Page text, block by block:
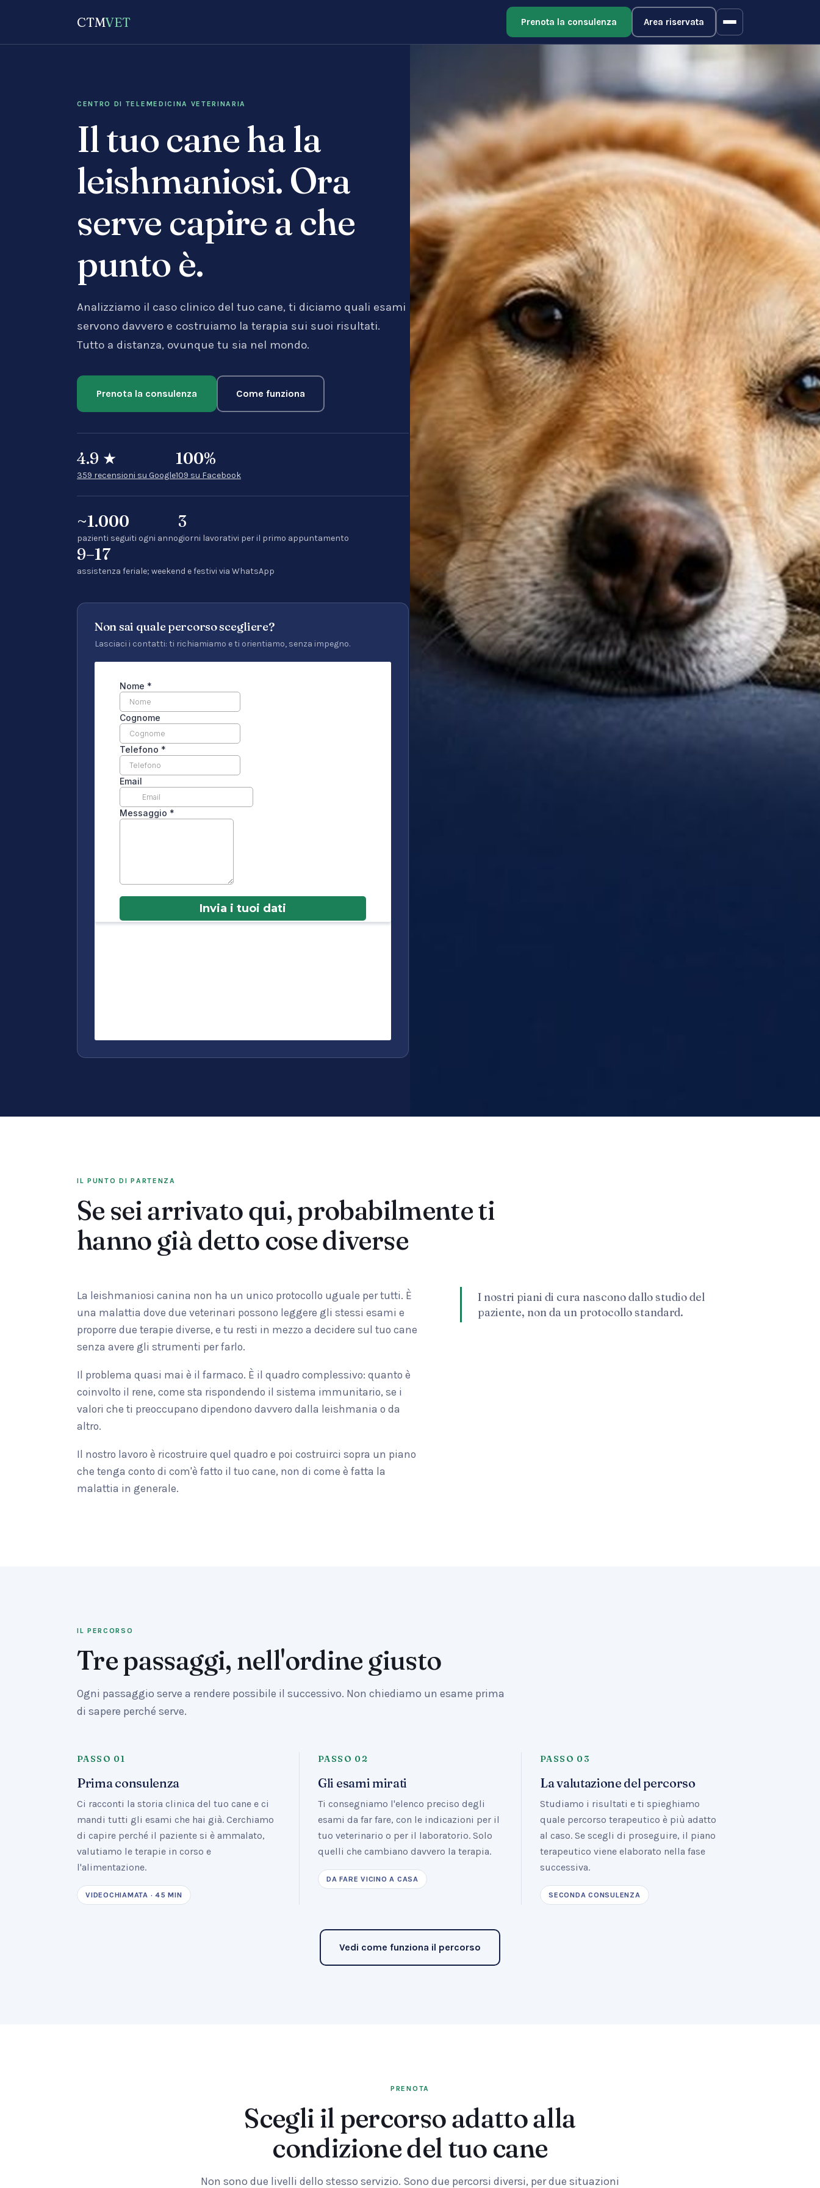
CTMVET Prenota la consulenza Area riservata
CENTRO DI TELEMEDICINA VETERINARIA
Il tuo cane ha la
leishmaniosi. Ora
serve capire a che
punto è.
Analizziamo il caso clinico del tuo cane, ti diciamo quali esami
servono davvero e costruiamo la terapia sui suoi risultati.
Tutto a distanza, ovunque tu sia nel mondo.
Prenota la consulenza Come funziona
4.9 ★
359 recensioni su Google
100%
109 su Facebook
~1.000
pazienti seguiti ogni anno
3
giorni lavorativi per il primo appuntamento
9–17
assistenza feriale; weekend e festivi via WhatsApp
Non sai quale percorso scegliere?
Lasciaci i contatti: ti richiamiamo e ti orientiamo, senza impegno.
IL PUNTO DI PARTENZA
Se sei arrivato qui, probabilmente ti
hanno già detto cose diverse
La leishmaniosi canina non ha un unico protocollo uguale per tutti. È
una malattia dove due veterinari possono leggere gli stessi esami e
proporre due terapie diverse, e tu resti in mezzo a decidere sul tuo cane
senza avere gli strumenti per farlo.
Il problema quasi mai è il farmaco. È il quadro complessivo: quanto è
coinvolto il rene, come sta rispondendo il sistema immunitario, se i
valori che ti preoccupano dipendono davvero dalla leishmania o da
altro.
Il nostro lavoro è ricostruire quel quadro e poi costruirci sopra un piano
che tenga conto di com'è fatto il tuo cane, non di come è fatta la
malattia in generale.
I nostri piani di cura nascono dallo studio del
paziente, non da un protocollo standard.
IL PERCORSO
Tre passaggi, nell'ordine giusto
Ogni passaggio serve a rendere possibile il successivo. Non chiediamo un esame prima
di sapere perché serve.
PASSO 01
Prima consulenza
Ci racconti la storia clinica del tuo cane e ci
mandi tutti gli esami che hai già. Cerchiamo
di capire perché il paziente si è ammalato,
valutiamo le terapie in corso e
l'alimentazione.
VIDEOCHIAMATA · 45 MIN
PASSO 02
Gli esami mirati
Ti consegniamo l'elenco preciso degli
esami da far fare, con le indicazioni per il
tuo veterinario o per il laboratorio. Solo
quelli che cambiano davvero la terapia.
DA FARE VICINO A CASA
PASSO 03
La valutazione del percorso
Studiamo i risultati e ti spieghiamo
quale percorso terapeutico è più adatto
al caso. Se scegli di proseguire, il piano
terapeutico viene elaborato nella fase
successiva.
SECONDA CONSULENZA
Vedi come funziona il percorso
PRENOTA
Scegli il percorso adatto alla
condizione del tuo cane
Non sono due livelli dello stesso servizio. Sono due percorsi diversi, per due situazioni